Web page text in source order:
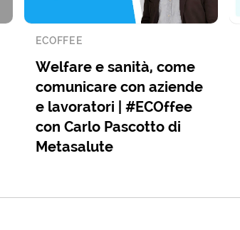
ECOFFEE
Welfare e sanità, come
comunicare con aziende
e lavoratori | #ECOffee
con Carlo Pascotto di
Metasalute